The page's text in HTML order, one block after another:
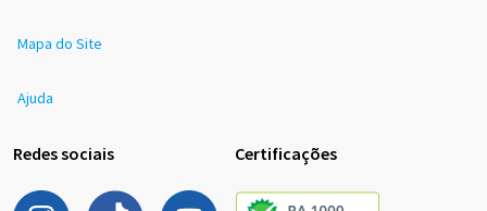
Mapa do Site
Ajuda
Redes sociais Certificações